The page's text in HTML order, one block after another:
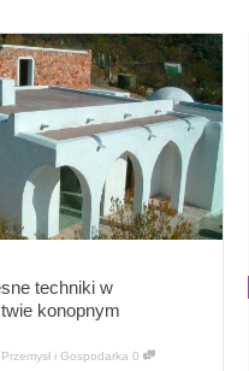
techniki w
konopnym
Przemysł i Gospodarka 0